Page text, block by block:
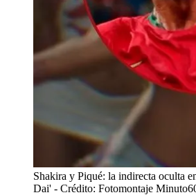
Shakira y Piqué: la indirecta oculta
Dai' - Crédito: Fotomontaje